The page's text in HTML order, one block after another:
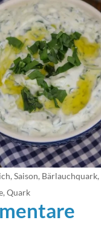
, Saison, Bärlauchquark,
, Quark